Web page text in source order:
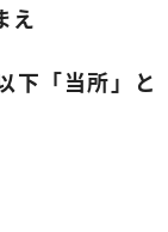
え
下「当所」と